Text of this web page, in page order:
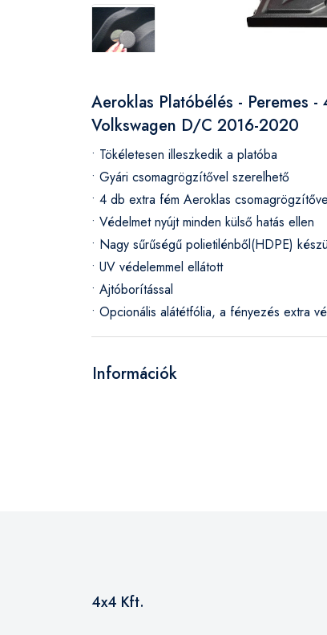
Aeroklas Platóbélés - Peremes
Volkswagen D/C 2016-2020
• Tökéletesen illeszkedik a platóba
• Gyári csomagrögzítővel szerelhető
• 4 db extra fém Aeroklas
• Védelmet nyújt minden külső hatás ellen
• Nagy sűrűségű polietilénből(HDPE)
• UV védelemmel ellátott
• Ajtóborítással
• Opcionális alátétfólia, a fényezés extra
Információk
4x4 Kft.